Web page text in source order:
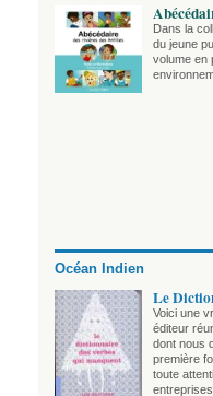
Dans la
du jeune
volume en
Océan Indien
Le
Voici une
éditeur
dont nous
première
toute